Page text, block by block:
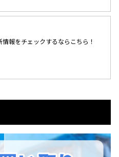
報をチェックするならこちら！